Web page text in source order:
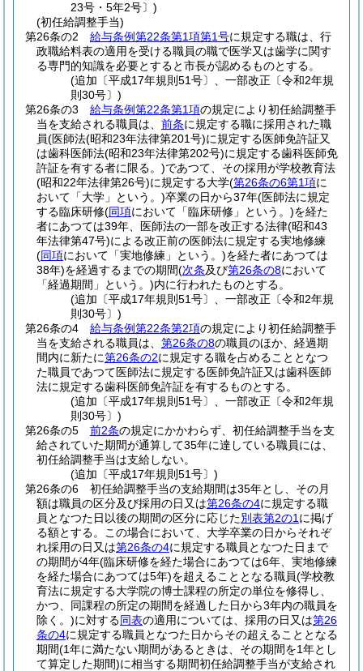
23号・5年2号〕)
(初任給調整手当)
第26条の2
給与条例第22条第1項第1号に規定する職は、行
政職給料表の適用を受ける職員の職で医学又は歯学に関す
る専門的知識を必要とすると市長が認めるものとする。
(追加〔平成17年規則51号〕、一部改正〔令和2年規
則30号〕)
第26条の3
給与条例第22条第1項の規定により初任給調整手
当を支給される職員は、 前条に規定する職に採用された職
員(医師法(昭和23年法律第201号)に規定する医師免許証又
は歯科医師法(昭和23年法律第202号)に規定する歯科医師免
許証を有する者に限る。)であつて、その採用が学校教育法
(昭和22年法律第26号)に規定する大学(第26条の6第1項に
おいて「大学」という。)卒業の日から37年(医師法に規定
する臨床研修(同項において「臨床研修」という。)を経た
者にあつては39年、医師法の一部を改正する法律(昭和43
年法律第47号)による改正前の医師法に規定する実地修練
(同項において「実地修練」という。)を経た者にあつては
38年)を経過するまでの期間(次条及び第26条の8において
「経過期間」という。)内に行われたものとする。
(追加〔平成17年規則51号〕、一部改正〔令和2年規
則30号〕)
第26条の4
給与条例第22条第2項の規定により初任給調整手
当を支給される職員は、 第26条の8の職員のほか、経過期
間内に新たに第26条の2に規定する職を占めることとなつ
た職員であつて医師法に規定する医師免許証又は歯科医師
法に規定する歯科医師免許証を有するものとする。
(追加〔平成17年規則51号〕、一部改正〔令和2年規
則30号〕)
第26条の5
前2条の規定にかかわらず、初任給調整手当を支
給されていた期間が通算して35年に達している職員には、
初任給調整手当は支給しない。
(追加〔平成17年規則51号〕)
第26条の6
初任給調整手当の支給期間は35年とし、その月
額は職員の区分及び採用の日又は第26条の4に規定する職
員となつた日以後の期間の区分に応じた別表第2の1 に掲げ
る額とする。
この場合において、大学卒業の日からそれぞ
れ採用の日又は第26条の4に規定する職員となつた日まで
の期間が4年(臨床研修を経た場合にあつては6年、実地修練
を経た場合にあつては5年)を超えることとなる職員(学校教
育法に規定する大学院の博士課程の所定の単位を修得し、
かつ、同課程の所定の期間を経過した日から3年内の職員を
除く。)に対する同表の適用については、採用の日又は第26
条の4に規定する職員となつた日からその超えることとなる
期間(1年に満たない期間があるときは、その期間を1年とし
て算定した期間)に相当する期間初任給調整手当が支給され